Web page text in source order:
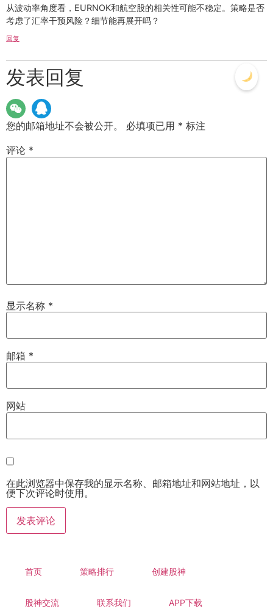
从波动率角度看，EURNOK和航空股的相关性可能不稳定。策略是否
考虑了汇率干预风险？细节能再展开吗？
回复
发表回复
您的邮箱地址不会被公开。 必填项已用 * 标注
评论 *
显示名称 *
邮箱 *
网站
在此浏览器中保存我的显示名称、邮箱地址和网站地址，以
便下次评论时使用。
首页 策略排行 创建股神
股神交流 联系我们 APP下载